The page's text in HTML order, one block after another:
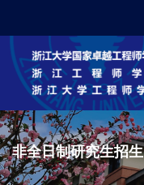
非全日制研究生招生